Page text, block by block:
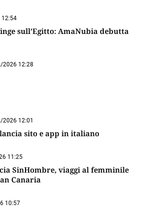
sull’Egitto: AmaNubia debutta
2026 12:28
2026 12:01
sito e app in italiano
11:25
SinHombre, viaggi al femminile
Canaria
10:57